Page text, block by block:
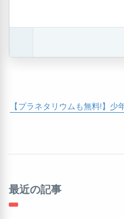
【プラネタリウムも無料!】
最近の記事